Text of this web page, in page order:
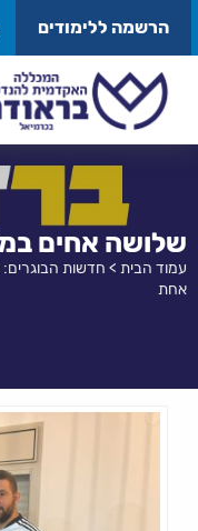
לתוכן
הרשמה ללימודים
שלושה אחים
עמוד הבית > חדשות הבוגרים:
אחת